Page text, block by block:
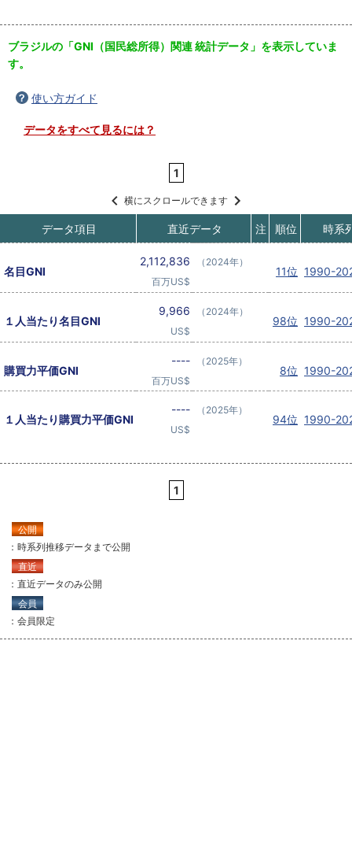
ブラジルの「GNI（国民総所得）関連 統計データ」を表示していま
す。
使い方ガイド
データをすべて見るには？
1
横にスクロールできます
データ項目 直近データ 注 順位 時系
名目GNI
2,112,836
百万US$
（2024年）
11位 1990-
１人当たり名目GNI
9,966
US$
（2024年）
98位 1990-
購買力平価GNI
----
百万US$
（2025年）
8位 1990-
１人当たり購買力平価GNI
----
US$
（2025年）
94位 1990-
1
公開
：時系列推移データまで公開
直近
：直近データのみ公開
会員
：会員限定